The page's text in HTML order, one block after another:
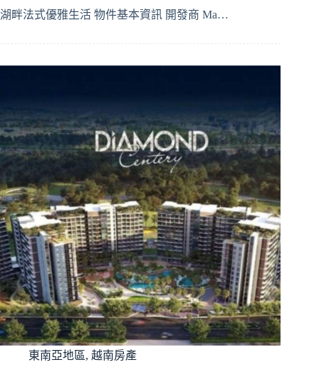
湖畔法式優雅生活 物件基本資訊 開發商 Ma…
東南亞地區, 越南房產